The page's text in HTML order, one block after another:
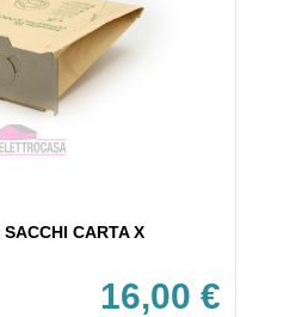
CARTA X
16,00 €